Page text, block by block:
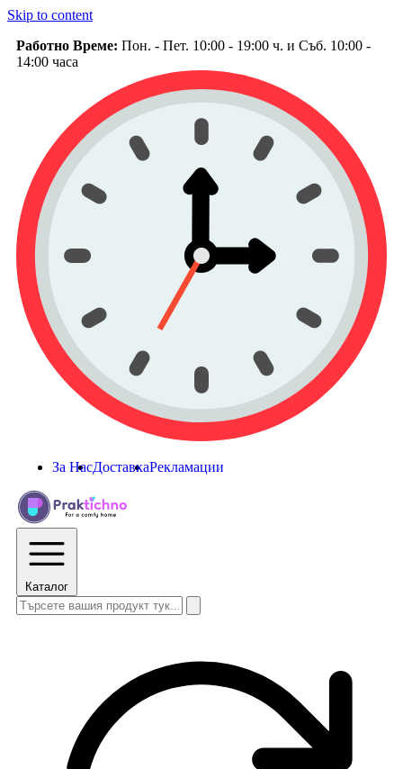
Skip to content
Работно Време: Пон. - Пет. 10:00 - 19:00 ч. и Съб. 10:00 -
14:00 часа
За НасДоставкаРекламации
Каталог